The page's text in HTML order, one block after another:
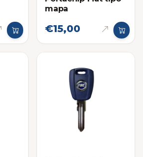
mapa
€15,00